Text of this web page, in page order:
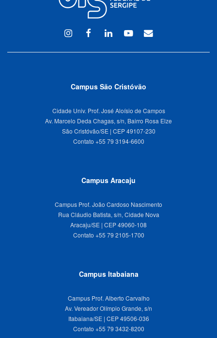
InstagramFacebook
LinkedinYoutubeWEBMAIL
Campus São Cristóvão
Cidade Univ. Prof. José Aloísio de Campos
Av. Marcelo Deda Chagas, s/n, Bairro Rosa Elze
São Cristóvão/SE | CEP 49107-230
Campus Aracaju
Campus Prof. João Cardoso Nascimento
Rua Cláudio Batista, s/n, Cidade Nova
Aracaju/SE | CEP 49060-108
Campus Itabaiana
Campus Prof. Alberto Carvalho
Av. Vereador Olímpio Grande, s/n
Itabaiana/SE | CEP 49506-036